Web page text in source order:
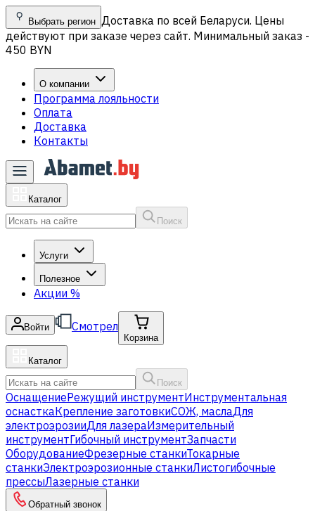
Выбрать регион Доставка по всей Беларуси. Цены
действуют при заказе через сайт. Минимальный заказ -
450 BYN
О компании
Программа лояльности
Оплата
Доставка
Контакты
Каталог
Поиск
Услуги
Полезное
Акции %
Войти Смотрел
Корзина
Каталог
Поиск
ОснащениеРежущий инструментИнструментальная
оснасткаКрепление заготовкиСОЖ, маслаДля
электроэрозииДля лазераИзмерительный
инструментГибочный инструментЗапчасти
ОборудованиеФрезерные станкиТокарные
станкиЭлектроэрозионные станкиЛистогибочные
прессыЛазерные станки
Обратный звонок